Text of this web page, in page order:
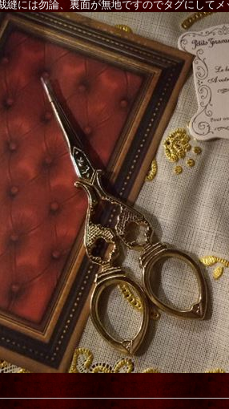
縫には勿論、裏面が無地ですのでタグにして